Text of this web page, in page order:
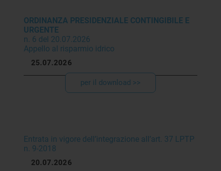
ORDINANZA PRESIDENZIALE CONTINGIBILE E
URGENTE
n. 6 del 20.07.2026
Appello al risparmio idrico
25.07.2026
per il download >>
Entrata in vigore dell’integrazione all’art. 37 LPTP
n. 9-2018
20.07.2026